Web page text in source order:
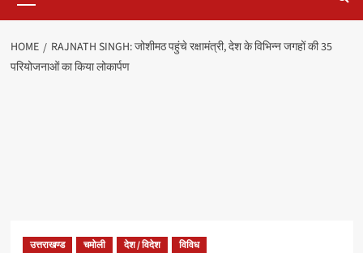
HOME
RAJNATH SINGH: जोशीमठ पहुंचे रक्षामंत्री, देश के विभिन्न जगहों की 35
परियोजनाओं का किया लोकार्पण
उत्तराखण्ड चमोली देश / विदेश विविध